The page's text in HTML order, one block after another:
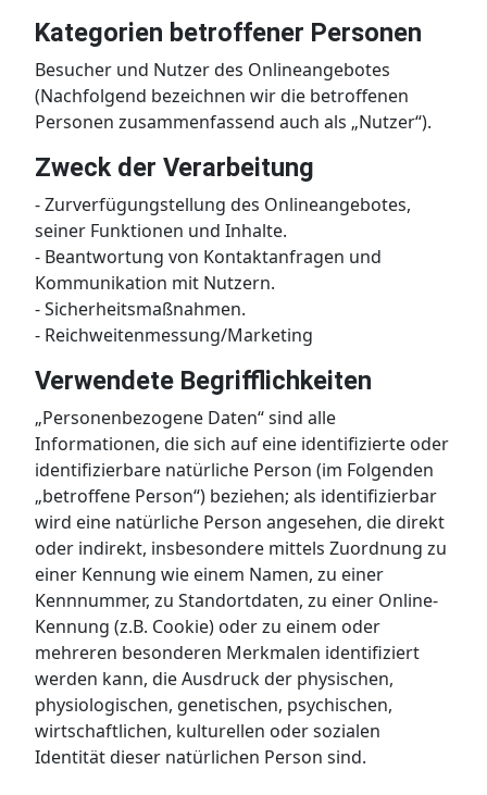
Kategorien betroffener Personen
Besucher und Nutzer des Onlineangebotes
(Nachfolgend bezeichnen wir die betroffenen
Personen zusammenfassend auch als „Nutzer“).
Zweck der Verarbeitung
- Zurverfügungstellung des Onlineangebotes,
seiner Funktionen und Inhalte.
- Beantwortung von Kontaktanfragen und
Kommunikation mit Nutzern.
- Sicherheitsmaßnahmen.
- Reichweitenmessung/Marketing
Verwendete Begrifflichkeiten
„Personenbezogene Daten“ sind alle
Informationen, die sich auf eine identifizierte oder
identifizierbare natürliche Person (im Folgenden
„betroffene Person“) beziehen; als identifizierbar
wird eine natürliche Person angesehen, die direkt
oder indirekt, insbesondere mittels Zuordnung zu
einer Kennung wie einem Namen, zu einer
Kennnummer, zu Standortdaten, zu einer Online-
Kennung (z.B. Cookie) oder zu einem oder
mehreren besonderen Merkmalen identifiziert
werden kann, die Ausdruck der physischen,
physiologischen, genetischen, psychischen,
wirtschaftlichen, kulturellen oder sozialen
Identität dieser natürlichen Person sind.